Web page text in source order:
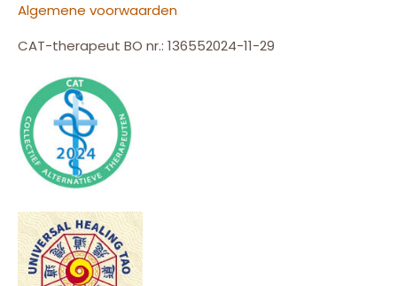
Algemene voorwaarden
CAT-therapeut BO nr.: 136552024-11-29